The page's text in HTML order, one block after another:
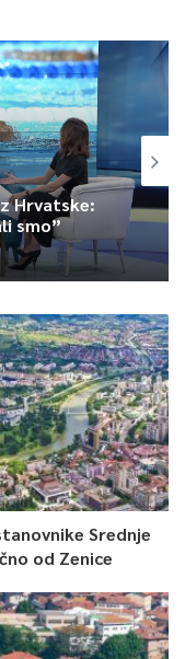
– poručili su.
Životinja, po
Caraballeda
spasioca i
u početku nisu
u dva
skale koji su
1.719.
Hrvatske:
smo”
Srednje
od Zenice